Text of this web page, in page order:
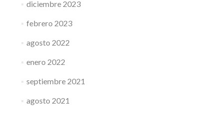
diciembre 2023
febrero 2023
agosto 2022
enero 2022
septiembre 2021
agosto 2021